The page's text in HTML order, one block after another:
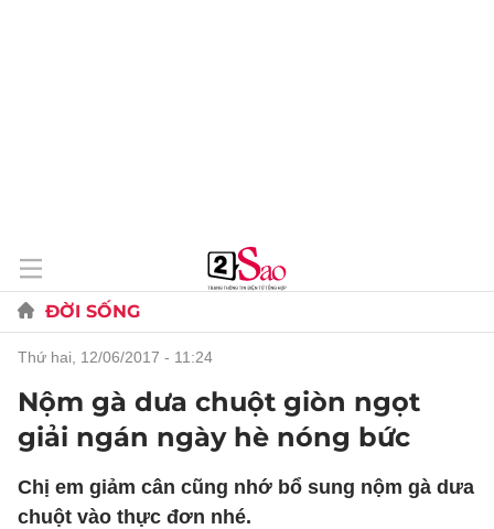
ĐỜI SỐNG
thứ hai, 12/06/2017 - 11:24
Nộm gà dưa chuột giòn ngọt
giải ngán ngày hè nóng bức
Chị em giảm cân cũng nhớ bổ sung nộm gà dưa
chuột vào thực đơn nhé.